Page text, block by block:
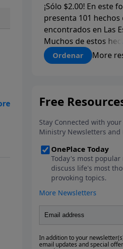
¡Sólo $2.00! En este
presenta 101
encontrados en Las
Muchos de estos
escribieron siglos
fueran descubiertos. El
en la Biblia, ofrece
la Biblia es
Palabra inspirada del
Ordenar More